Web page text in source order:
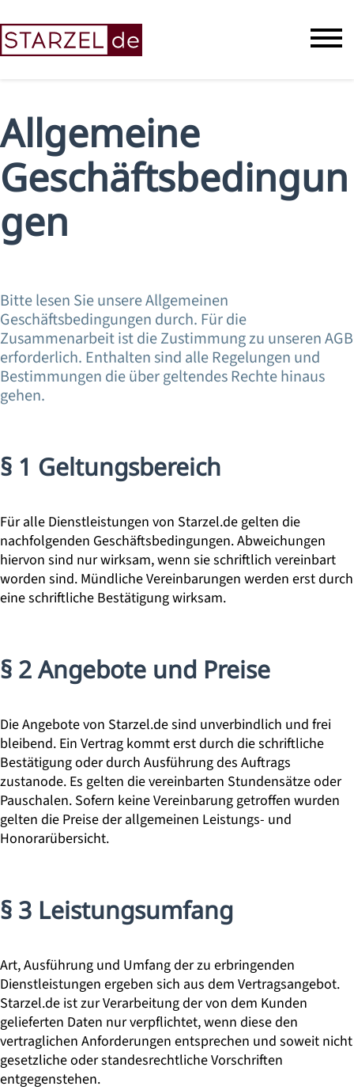
Allgemeine
Geschäftsbedingun
gen
Bitte lesen Sie unsere Allgemeinen
Geschäftsbedingungen durch. Für die
Zusammenarbeit ist die Zustimmung zu unseren AGB
erforderlich. Enthalten sind alle Regelungen und
Bestimmungen die über geltendes Rechte hinaus
gehen.
§ 1 Geltungsbereich
Für alle Dienstleistungen von Starzel.de gelten die
nachfolgenden Geschäftsbedingungen. Abweichungen
hiervon sind nur wirksam, wenn sie schriftlich vereinbart
worden sind. Mündliche Vereinbarungen werden erst durch
eine schriftliche Bestätigung wirksam.
§ 2 Angebote und Preise
Die Angebote von Starzel.de sind unverbindlich und frei
bleibend. Ein Vertrag kommt erst durch die schriftliche
Bestätigung oder durch Ausführung des Auftrags
zustanode. Es gelten die vereinbarten Stundensätze oder
Pauschalen. Sofern keine Vereinbarung getroffen wurden
gelten die Preise der allgemeinen Leistungs- und
Honorarübersicht.
§ 3 Leistungsumfang
Art, Ausführung und Umfang der zu erbringenden
Dienstleistungen ergeben sich aus dem Vertragsangebot.
Starzel.de ist zur Verarbeitung der von dem Kunden
gelieferten Daten nur verpflichtet, wenn diese den
vertraglichen Anforderungen entsprechen und soweit nicht
gesetzliche oder standesrechtliche Vorschriften
entgegenstehen.